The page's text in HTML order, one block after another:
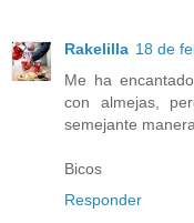
Rakelilla 18 de
Me ha
con almejas,
semejante
Bicos
Responder